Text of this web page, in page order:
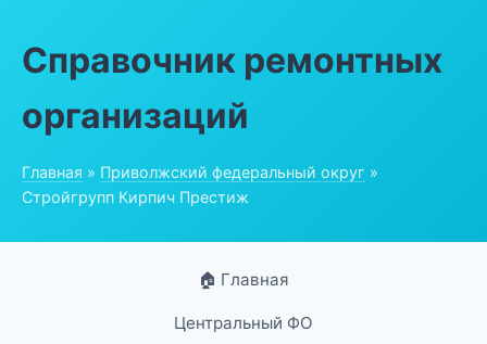
Справочник ремонтных
организаций
Главная » Приволжский федеральный округ »
Стройгрупп Кирпич Престиж
🏠 Главная
Центральный ФО